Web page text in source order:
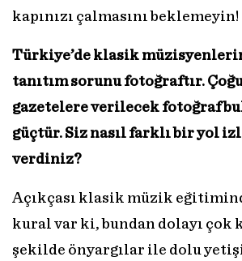
kapınızı çalmasını beklemeyin!
Türkiye’de klasik
tanıtım sorunu fotoğraftır.
gazetelere verilecek fotoğraf
güçtür. Siz nasıl farklı bir yol
verdiniz?
Açıkçası klasik müzik
kural var ki, bundan dolayı çok
şekilde önyargılar ile dolu